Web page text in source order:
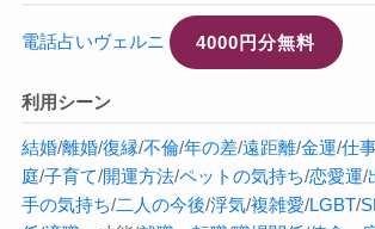
電話占いヴェルニ 4000円分無料
利用シーン
結婚/離婚/復縁/不倫/年の差/遠距離/金運/仕
庭/子育て/開運方法/ペットの気持ち/恋愛運/
手の気持ち/二人の今後/浮気/複雑愛/LGBT/